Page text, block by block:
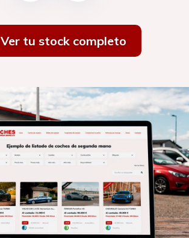
Ver tu stock completo